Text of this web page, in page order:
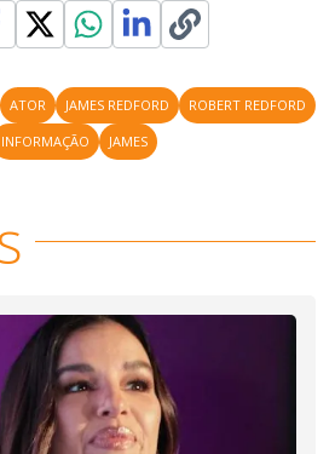
ATOR JAMES REDFORD
ROBERT REDFORD
INFORMAÇÃO JAMES